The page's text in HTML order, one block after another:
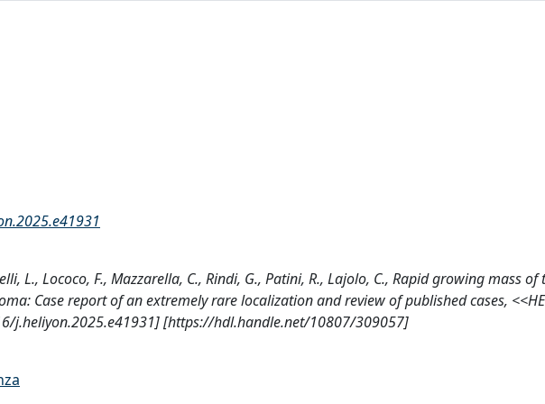
L., Lococo, F., Mazzarella, C., Rindi, G., Patini, R., Lajolo, C., Rapid growing mass
Case report of an extremely rare localization and review of published cases,
j.heliyon.2025.e41931] [https://hdl.handle.net/10807/309057]